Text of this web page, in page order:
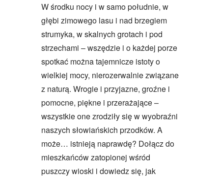
W środku nocy i w samo południe, w
głębi zimowego lasu i nad brzegiem
strumyka, w skalnych grotach i pod
strzechami – wszędzie i o każdej porze
spotkać można tajemnicze istoty o
wielkiej mocy, nierozerwalnie związane
z naturą. Wrogie i przyjazne, groźne i
pomocne, piękne i przerażające –
wszystkie one zrodziły się w wyobraźni
naszych słowiańskich przodków. A
może… istnieją naprawdę? Dołącz do
mieszkańców zatopionej wśród
puszczy wioski i dowiedz się, jak